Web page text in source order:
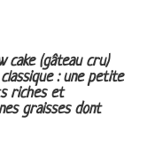
cake (gâteau cru)
: une petite
riches et
graisses dont